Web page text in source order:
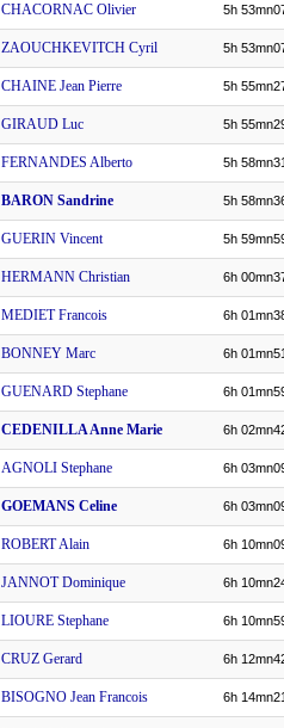
CHACORNAC Olivier 5h
ZAOUCHKEVITCH Cyril 5h
CHAINE Jean Pierre 5h
GIRAUD Luc 5h
FERNANDES Alberto 5h
BARON Sandrine 5h
GUERIN Vincent 5h
HERMANN Christian 6h
MEDIET Francois 6h
BONNEY Marc 6h
GUENARD Stephane 6h
CEDENILLA Anne Marie 6h
AGNOLI Stephane 6h
GOEMANS Celine 6h
ROBERT Alain 6h
JANNOT Dominique 6h
LIOURE Stephane 6h
CRUZ Gerard 6h
BISOGNO Jean Francois 6h